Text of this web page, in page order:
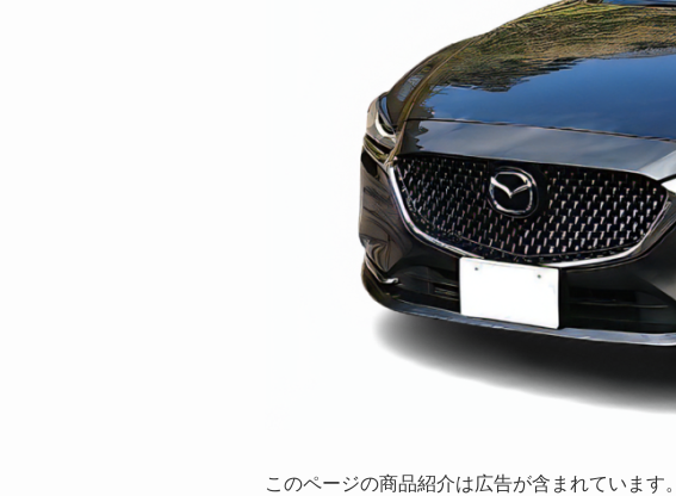
このページの商品紹介は広告が含まれています。